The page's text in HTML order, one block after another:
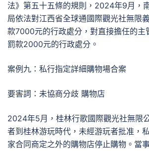
法》第五十五條的規則，2024年9月，
局依法對江西省全球通國際觀光社無限
款7000元的行政處分，對直接擔任的主
罰款2000元的行政處分。
案例九：私行指定詳細購物場合案
要害詞：未協商分歧 購物店
2024年5月，桂林行歌國際觀光社無限
者到桂林游玩時代，未經游玩者批准，
家合同商定之外的購物店停止購物。當